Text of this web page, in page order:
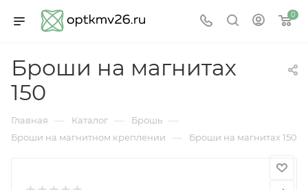
0
Броши на магнитах
150
Главная — Каталог — Брошь —
Броши на магнитном креплении — Броши на магнитах 150